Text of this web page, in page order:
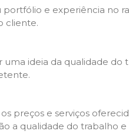
e experiência no
cliente.
ideia da qualidade do
preços e serviços
a qualidade do trabalho